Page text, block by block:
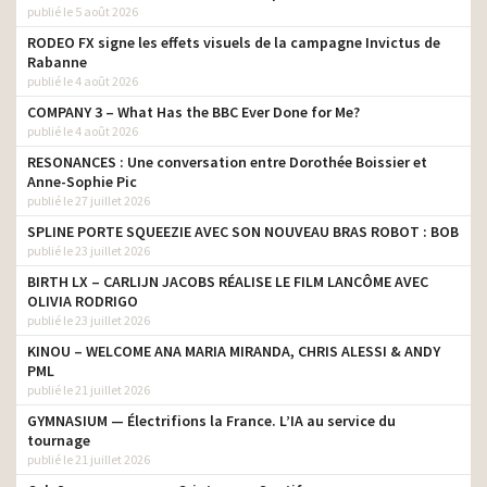
publié le 5 août 2026
RODEO FX signe les effets visuels de la campagne Invictus de
Rabanne
publié le 4 août 2026
COMPANY 3 – What Has the BBC Ever Done for Me?
publié le 4 août 2026
RESONANCES : Une conversation entre Dorothée Boissier et
Anne-Sophie Pic
publié le 27 juillet 2026
SPLINE PORTE SQUEEZIE AVEC SON NOUVEAU BRAS ROBOT : BOB
publié le 23 juillet 2026
BIRTH LX – CARLIJN JACOBS RÉALISE LE FILM LANCÔME AVEC
OLIVIA RODRIGO
publié le 23 juillet 2026
KINOU – WELCOME ANA MARIA MIRANDA, CHRIS ALESSI & ANDY
PML
publié le 21 juillet 2026
GYMNASIUM — Électrifions la France. L’IA au service du
tournage
publié le 21 juillet 2026